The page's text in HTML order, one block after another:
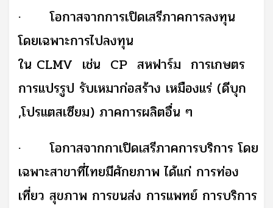
·
โอกาสจากการเปิดเสรีภาคการลงทุน
โดยเฉพาะการไปลงทุน
ใน CLMV เช่น CP สหฟาร์ม การเกษตร
การแปรรูป รับเหมาก่อสร้าง เหมืองแร่ (ดีบุก
,โปรแตสเซียม) ภาคการผลิตอื่น ๆ
·
โอกาสจากกาเปิดเสรีภาคการบริการ โดย
เฉพาะสาขาที่ไทยมีศักยภาพ ได้แก่ การท่อง
เที่ยว สุขภาพ การขนส่ง การแพทย์ การบริการ